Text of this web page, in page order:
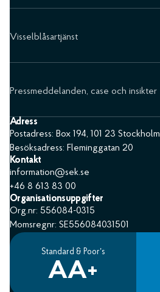
Visselblåsartjänst
Pressmeddelanden, case och insikter
Adress
Postadress: Box 194, 101 23 Stockholm
Besöksadress: Fleminggatan 20
Kontakt
information@sek.se
+46 8 613 83 00
Organisationsuppgifter
Org.nr: 556084-0315
Momsregnr: SE556084031501
Standard & Poor’s
AA+